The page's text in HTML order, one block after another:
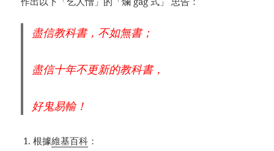
盡信教科書，不如無書；
盡信十年不更新的教科書，
好鬼易輸！
根據維基百科 ：